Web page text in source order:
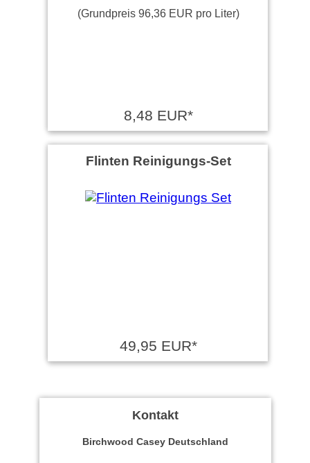
(Grundpreis 96,36 EUR pro Liter)
8,48 EUR*
Flinten Reinigungs-Set
49,95 EUR*
Kontakt
Birchwood Casey Deutschland